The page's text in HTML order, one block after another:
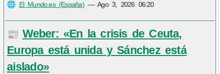
🌐 El Mundo.es (España)—Ago 3, 2026 06:20
📰 Weber: «En la crisis de Ceuta,
Europa está unida y Sánchez está
aislado»